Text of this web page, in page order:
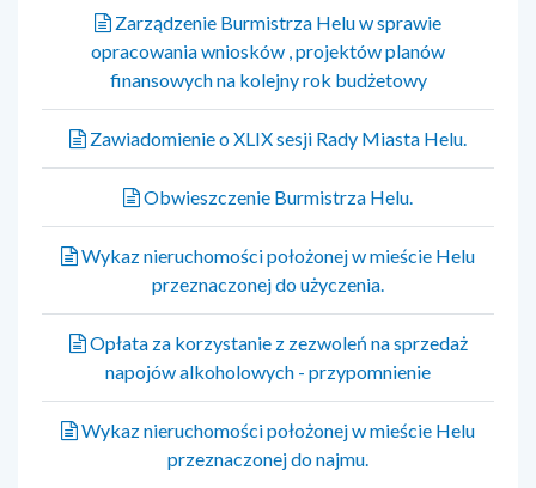
Zarządzenie Burmistrza Helu w sprawie
opracowania wniosków , projektów planów
finansowych na kolejny rok budżetowy
Zawiadomienie o XLIX sesji Rady Miasta Helu.
Obwieszczenie Burmistrza Helu.
Wykaz nieruchomości położonej w mieście Helu
przeznaczonej do użyczenia.
Opłata za korzystanie z zezwoleń na sprzedaż
napojów alkoholowych - przypomnienie
Wykaz nieruchomości położonej w mieście Helu
przeznaczonej do najmu.